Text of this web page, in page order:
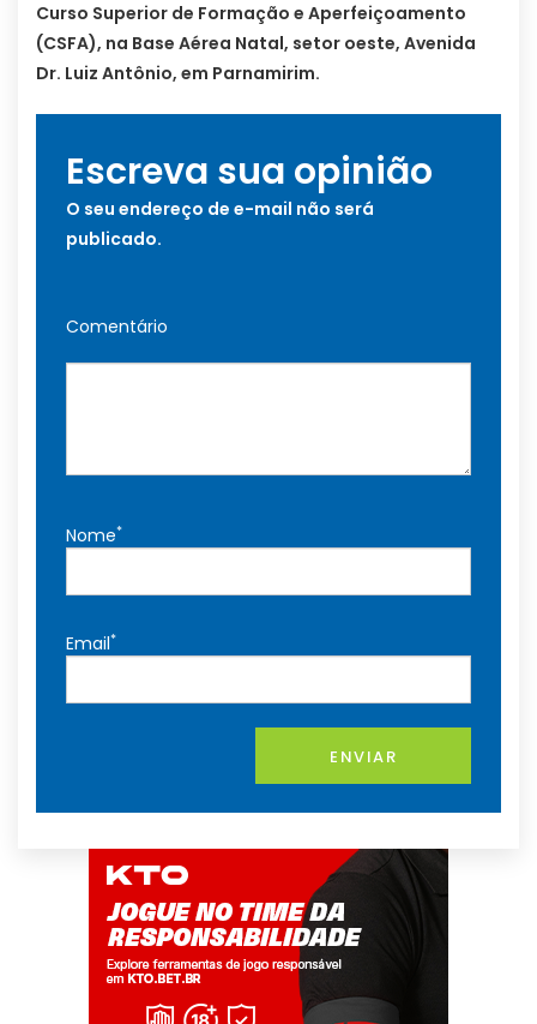
Curso Superior de Formação e Aperfeiçoamento
(CSFA), na Base Aérea Natal, setor oeste, Avenida
Dr. Luiz Antônio, em Parnamirim.
Escreva sua opinião
O seu endereço de e-mail não será
publicado.
Comentário
Nome*
Email*
ENVIAR